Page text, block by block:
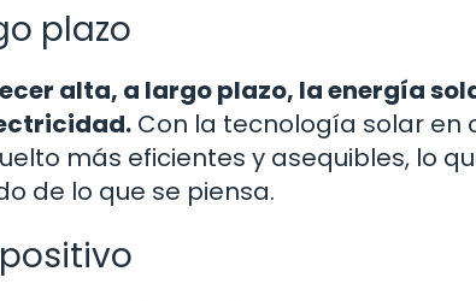
plazo
alta, a largo plazo, la energía
Con la tecnología solar en
más eficientes y asequibles, lo
de lo que se piensa.